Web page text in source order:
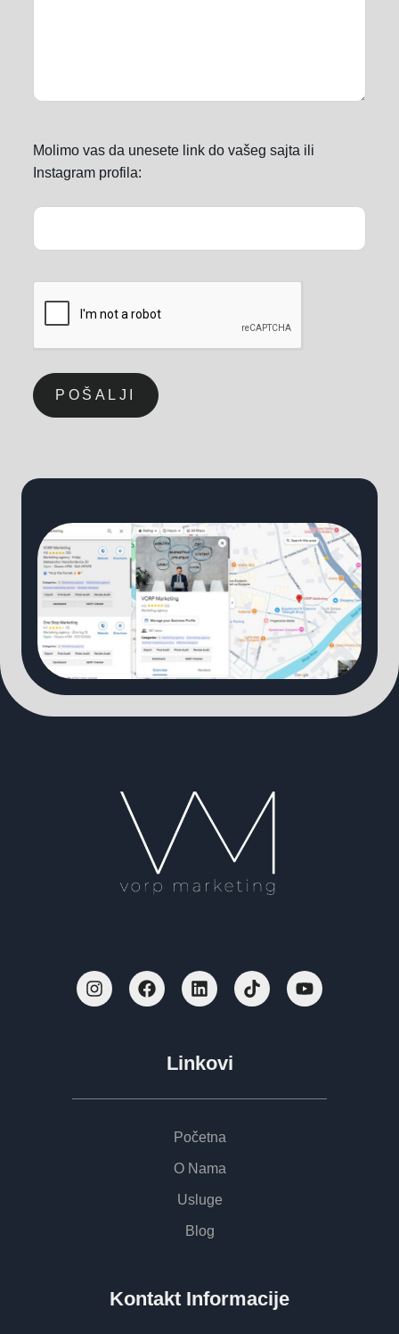
Molimo vas da unesete link do vašeg sajta ili
Instagram profila:
Kontakt Informacije
Linkovi
Početna
O Nama
Usluge
Blog